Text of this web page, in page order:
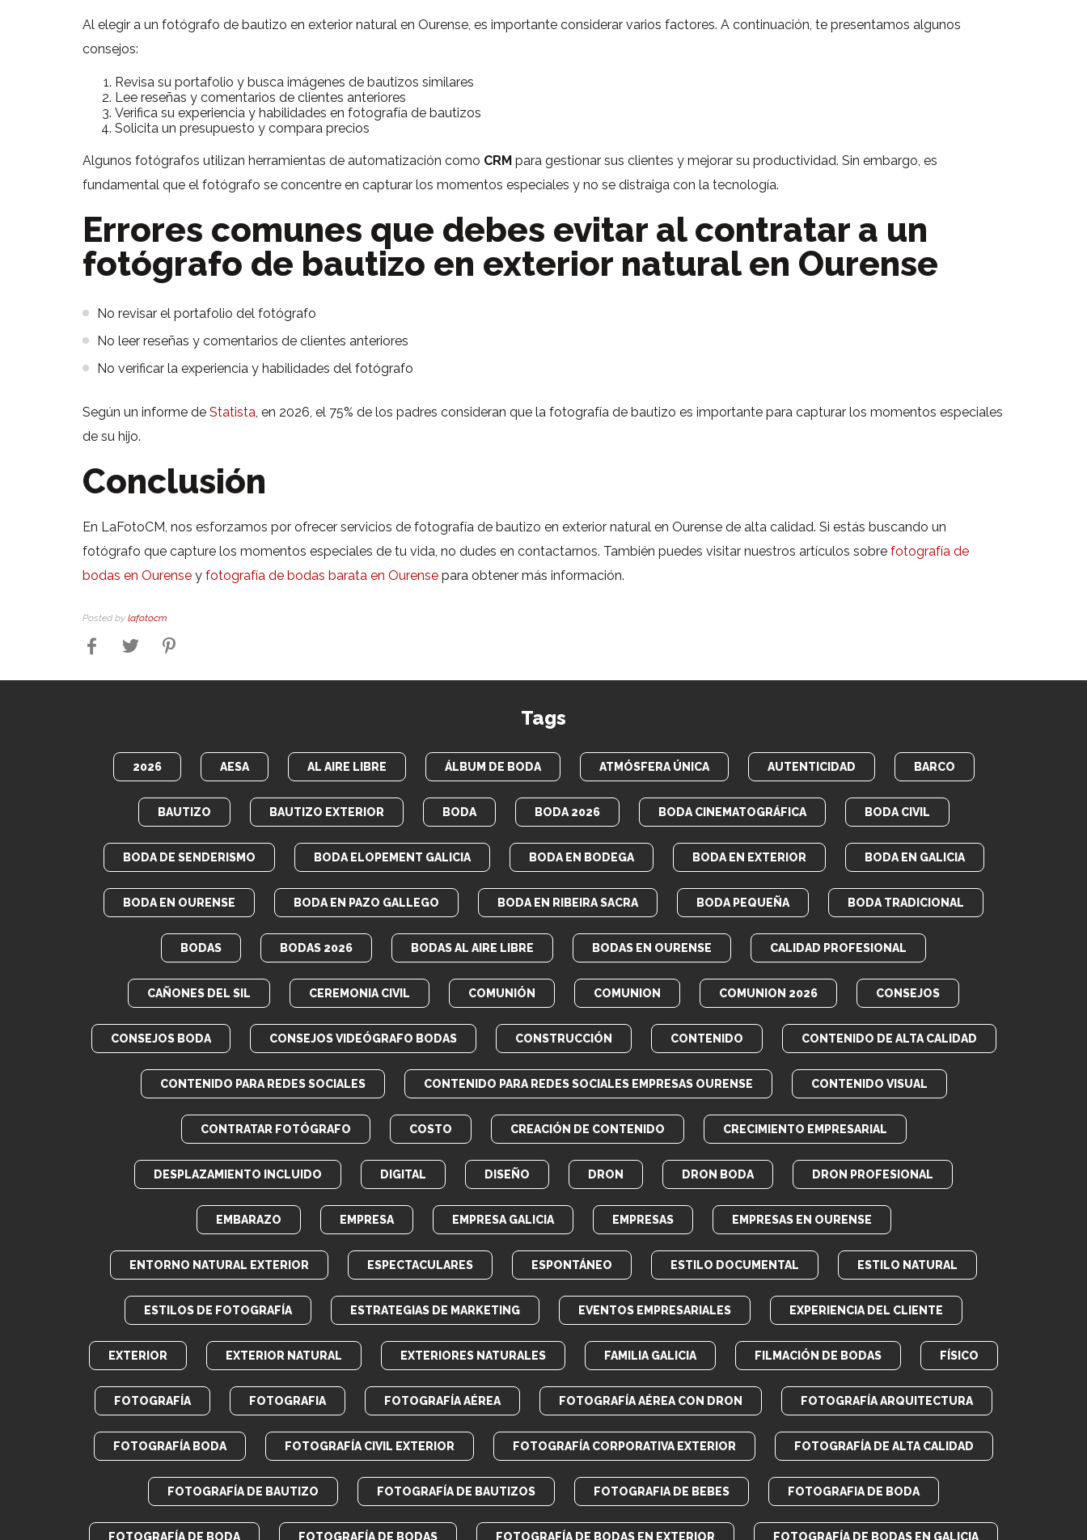
Al elegir a un fotógrafo de bautizo en exterior natural en Ourense, es importante considerar varios factores. A continuación, te presentamos algunos
consejos:
Revisa su portafolio y busca imágenes de bautizos similares
Lee reseñas y comentarios de clientes anteriores
Verifica su experiencia y habilidades en fotografía de bautizos
Solicita un presupuesto y compara precios
Algunos fotógrafos utilizan herramientas de automatización como CRM para gestionar sus clientes y mejorar su productividad. Sin embargo, es
fundamental que el fotógrafo se concentre en capturar los momentos especiales y no se distraiga con la tecnología.
Errores comunes que debes evitar al contratar a un
fotógrafo de bautizo en exterior natural en Ourense
No revisar el portafolio del fotógrafo
No leer reseñas y comentarios de clientes anteriores
No verificar la experiencia y habilidades del fotógrafo
Según un informe de Statista, en 2026, el 75% de los padres consideran que la fotografía de bautizo es importante para capturar los momentos especiales
de su hijo.
Conclusión
En LaFotoCM, nos esforzamos por ofrecer servicios de fotografía de bautizo en exterior natural en Ourense de alta calidad. Si estás buscando un
fotógrafo que capture los momentos especiales de tu vida, no dudes en contactarnos. También puedes visitar nuestros artículos sobre fotografía de
bodas en Ourense y fotografía de bodas barata en Ourense para obtener más información.
Posted by lafotocm
Tags
2026 AESA AL AIRE LIBRE ÁLBUM DE BODA ATMÓSFERA ÚNICA AUTENTICIDAD BARCO
BAUTIZO BAUTIZO EXTERIOR BODA BODA 2026 BODA CINEMATOGRÁFICA BODA CIVIL
BODA DE SENDERISMO BODA ELOPEMENT GALICIA BODA EN BODEGA BODA EN EXTERIOR BODA EN GALICIA
BODA EN OURENSE BODA EN PAZO GALLEGO BODA EN RIBEIRA SACRA BODA PEQUEÑA BODA TRADICIONAL
BODAS BODAS 2026 BODAS AL AIRE LIBRE BODAS EN OURENSE CALIDAD PROFESIONAL
CAÑONES DEL SIL CEREMONIA CIVIL COMUNIÓN COMUNION COMUNION 2026 CONSEJOS
CONSEJOS BODA CONSEJOS VIDEÓGRAFO BODAS CONSTRUCCIÓN CONTENIDO CONTENIDO DE ALTA CALIDAD
CONTENIDO PARA REDES SOCIALES CONTENIDO PARA REDES SOCIALES EMPRESAS OURENSE CONTENIDO VISUAL
CONTRATAR FOTÓGRAFO COSTO CREACIÓN DE CONTENIDO CRECIMIENTO EMPRESARIAL
DESPLAZAMIENTO INCLUIDO DIGITAL DISEÑO DRON DRON BODA DRON PROFESIONAL
EMBARAZO EMPRESA EMPRESA GALICIA EMPRESAS EMPRESAS EN OURENSE
ENTORNO NATURAL EXTERIOR ESPECTACULARES ESPONTÁNEO ESTILO DOCUMENTAL ESTILO NATURAL
ESTILOS DE FOTOGRAFÍA ESTRATEGIAS DE MARKETING EVENTOS EMPRESARIALES EXPERIENCIA DEL CLIENTE
EXTERIOR EXTERIOR NATURAL EXTERIORES NATURALES FAMILIA GALICIA FILMACIÓN DE BODAS FÍSICO
FOTOGRAFÍA FOTOGRAFIA FOTOGRAFÍA AÉREA FOTOGRAFÍA AÉREA CON DRON FOTOGRAFÍA ARQUITECTURA
FOTOGRAFÍA BODA FOTOGRAFÍA CIVIL EXTERIOR FOTOGRAFÍA CORPORATIVA EXTERIOR FOTOGRAFÍA DE ALTA CALIDAD
FOTOGRAFÍA DE BAUTIZO FOTOGRAFÍA DE BAUTIZOS FOTOGRAFIA DE BEBES FOTOGRAFIA DE BODA
FOTOGRAFÍA DE BODA FOTOGRAFÍA DE BODAS FOTOGRAFÍA DE BODAS EN EXTERIOR FOTOGRAFÍA DE BODAS EN GALICIA